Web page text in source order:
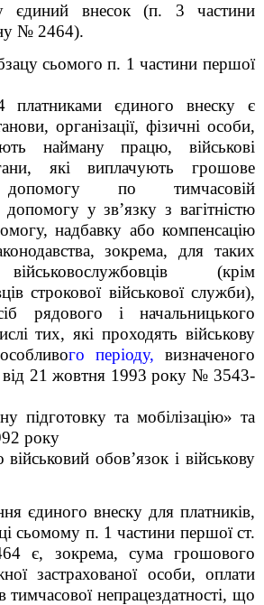
єдиний внесок (п. 3 частини
№ 2464).
сьомого п. 1 частини першої
єдиного внеску є
організації, фізичні особи,
найману працю, військові
які виплачують грошове
допомогу по тимчасовій
допомогу у зв’язку з вагітністю
надбавку або компенсацію
зокрема, для таких
ійськовослужбовців (крім
строкової військової служби),
рядового і начальницького
тих, які проходять військову
го періоду,визначеного
від 21 жовтня 1993 року № 3543-
підготовку та мобілізацію» та
року
обов’язок і військову
єдиного внеску для платників,
сьомому п. 1 частини першої ст.
є, зокрема, сума грошового
застрахованої особи, оплати
тимчасової непрацездатності, що